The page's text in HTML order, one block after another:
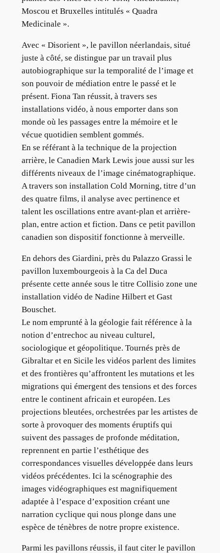
Moscou et Bruxelles intitulés « Quadra
Medicinale ».
Avec « Disorient », le pavillon néerlandais, situé
juste à côté, se distingue par un travail plus
autobiographique sur la temporalité de l’image et
son pouvoir de médiation entre le passé et le
présent. Fiona Tan réussit, à travers ses
installations vidéo, à nous emporter dans son
monde où les passages entre la mémoire et le
vécue quotidien semblent gommés.
En se référant à la technique de la projection
arrière, le Canadien Mark Lewis joue aussi sur les
différents niveaux de l’image cinématographique.
A travers son installation Cold Morning, titre d’un
des quatre films, il analyse avec pertinence et
talent les oscillations entre avant-plan et arrière-
plan, entre action et fiction. Dans ce petit pavillon
canadien son dispositif fonctionne à merveille.
En dehors des Giardini, près du Palazzo Grassi le
pavillon luxembourgeois à la Ca del Duca
présente cette année sous le titre Collisio zone une
installation vidéo de Nadine Hilbert et Gast
Bouschet.
Le nom emprunté à la géologie fait référence à la
notion d’entrechoc au niveau culturel,
sociologique et géopolitique. Tournés près de
Gibraltar et en Sicile les vidéos parlent des limites
et des frontières qu’affrontent les mutations et les
migrations qui émergent des tensions et des forces
entre le continent africain et européen. Les
projections bleutées, orchestrées par les artistes de
sorte à provoquer des moments éruptifs qui
suivent des passages de profonde méditation,
reprennent en partie l’esthétique des
correspondances visuelles développée dans leurs
vidéos précédentes. Ici la scénographie des
images vidéographiques est magnifiquement
adaptée à l’espace d’exposition créant une
narration cyclique qui nous plonge dans une
espèce de ténèbres de notre propre existence.
Parmi les pavillons réussis, il faut citer le pavillon